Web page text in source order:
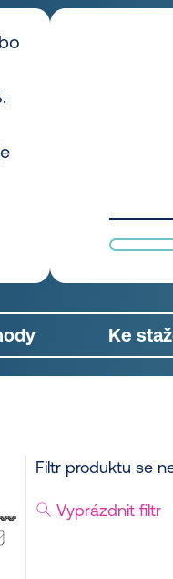
Ke
Filtr produktu se
Vyprázdnit filtr